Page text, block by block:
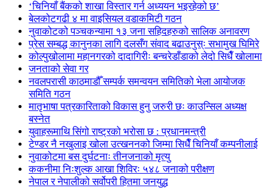
‘चिनियाँ बैंकको शाखा विस्तार गर्न अध्ययन भइरहेको छ’
बेलकोटगढी ४ मा वाइसियल वडाकमिटी गठन
नुवाकोटको पञ्चकन्यामा १३ जना सहिदहरुको सालिक अनावरण
प्रेस सम्बद्ध कानुनका लागि दलसँग संवाद बढाउनुस्ः सभामुख घिमिरे
कोल्पुखोलामा महानगरको दादागिरीः बन्चरेडाँडाको लेदो सिधैँ खोलामा
जनताको सेवा गर
नवलपरासी काठमाडौँ सम्पर्क समन्वयन समितिको भेला आयोजक
समिति गठन
मातृभाषा पत्रकारिताको विकास हुनु जरुरी छः काउन्सिल अध्यक्ष
बस्नेत
युवाहरूमाथि सिंगो राष्ट्रको भरोसा छ : प्रधानमन्त्री
टेण्डर नै नखुलाइ खोला उत्खननको जिम्मा सिधैँ चिनियाँ कम्पनीलाई
नुवाकोटमा बस दुर्घटनाः तीनजनाको मृत्यु
ककनीमा निःशुल्क आखा शिविरः ५४८ जनाको परीक्षण
नेपाल र नेपालीको सर्वोपरी हितमा जनयुद्ध